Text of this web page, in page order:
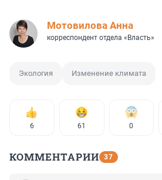
Мотовилова Анна
корреспондент отдела «Власть»
Экология Изменение климата
6 61 0
КОММЕНТАРИИ 37